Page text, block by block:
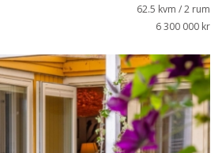
62.5 kvm / 2 rum
6 300 000 kr